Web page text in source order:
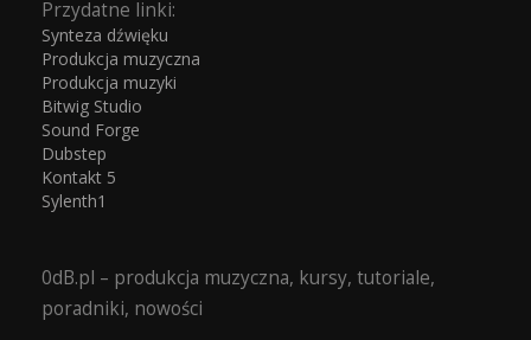
Przydatne linki:
Synteza dźwięku
Produkcja muzyczna
Produkcja muzyki
Bitwig Studio
Sound Forge
Dubstep
Kontakt 5
Sylenth1
0dB.pl – produkcja muzyczna, kursy, tutoriale,
poradniki, nowości